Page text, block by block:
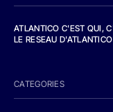
ATLANTICO C'EST QUI,
LE RESEAU D'ATLANTICO
CATEGORIES